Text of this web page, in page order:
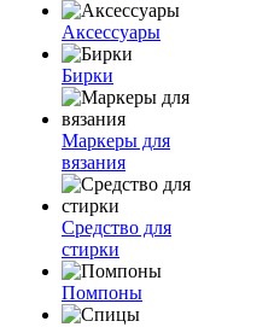
Аксессуары
Бирки
Маркеры для
вязания
Средство для
стирки
Помпоны